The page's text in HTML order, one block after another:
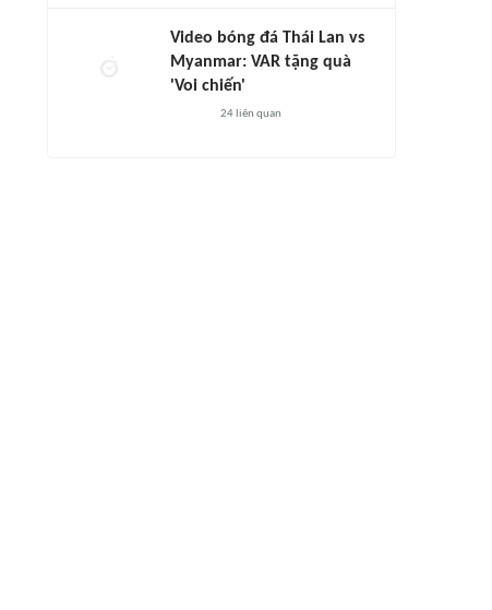
Video bóng đá Thái Lan vs
Myanmar: VAR tặng quà
'Voi chiến'
24liên quan